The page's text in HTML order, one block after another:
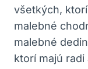
všetkých,
malebné
malebné
ktorí majú